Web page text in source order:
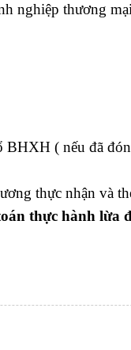
nghiệp thương
( nếu đã
thực nhận và
thực hành lừa